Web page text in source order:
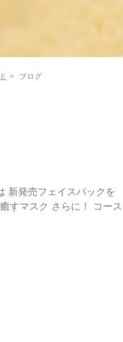
ブログ
新発売フェイスパックを
ク さらに！ コース